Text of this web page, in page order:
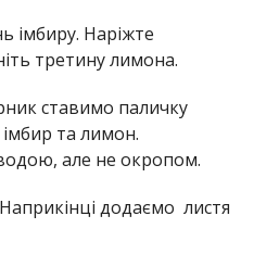
імбиру. Наріжте
третину лимона.
ставимо паличку
та лимон.
але не окропом.
додаємо листя